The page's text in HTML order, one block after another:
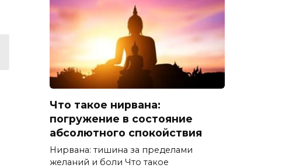
Что такое нирвана:
погружение в состояние
абсолютного спокойствия
Нирвана: тишина за пределами
желаний и боли Что такое